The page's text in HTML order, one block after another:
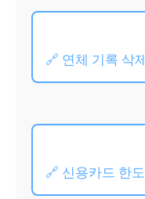
🔗 연체 기록 삭
🔗 신용카드 한